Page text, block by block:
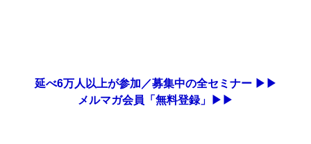
延べ6万人以上が参加／募集中の全セミナー ▶▶
メルマガ会員「無料登録」▶▶